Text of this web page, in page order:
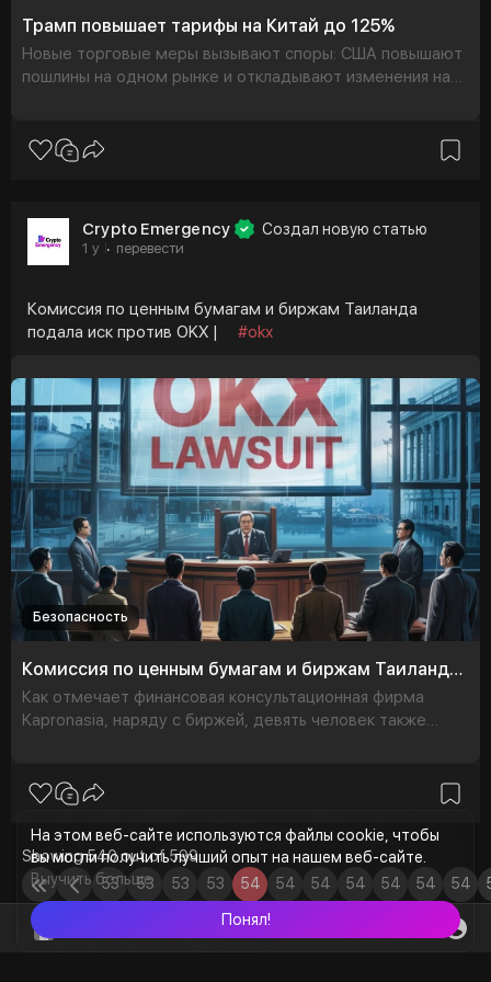
На этом веб-сайте используются файлы cookie, чтобы
вы могли получить лучший опыт на нашем веб-сайте.
Выучить больше
Понял!
ценного контента 💜
https://t.me/cryptoemergencychat/66211
#криптовалюта
Трамп повышает тарифы на Китай до 125%
Новые торговые меры вызывают споры: США повышают
пошлины на одном рынке и откладывают изменения на
Crypto Emergency Создал новую статью
1 y · перевести
Комиссия по ценным бумагам и биржам Таиланда
подала иск против OKX |
#okx
Безопасность
Комиссия по ценным бумагам и биржам Таиланда подала иск против OKX
Как отмечает финансовая консультационная фирма
Kapronasia, наряду с биржей, девять человек также
Showing 540 out of 599
53
53
53
53
54
0
54
54
54
54
54
54
6